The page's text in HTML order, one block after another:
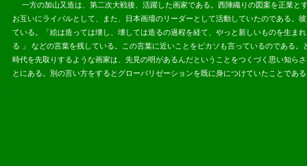
一方の加山又造は、第二次大戦後、活躍した画家である。西陣織りの図案を正業と
お互いにライバルとして、また、日本画壇のリーダーとして活動していたのである
ている。「絵は造っては壊し、壊しては造るの過程を経て、やっと新しいものを生ま
る 」 などの言葉を残している。この言葉に近いことをピカソも言っているのである
時代を先取りするような画家は、先見の明があるんだということをつくづく思い知ら
とにある。別の言い方をするとグローバリゼーションを既に身につけていたことで